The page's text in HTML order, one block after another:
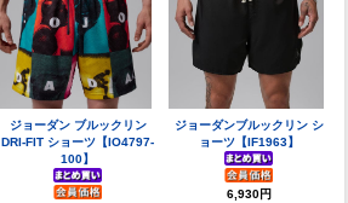
ジョーダン ブルックリン
DRI-FIT ショーツ【IO4797-
100】
ジョーダンブルックリン シ
ョーツ【IF1963】
6,930円